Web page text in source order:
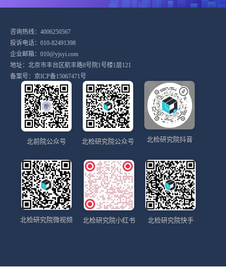
咨询热线：4006250567
投诉电话：010-82491398
企业邮箱：010@yjsyi.com
地址：北京市丰台区航丰路8号院1号楼1层121
备案号： 京ICP备15067471号
北前院公众号 北检研究院公众号 北检研究院抖音
北检研究院微视频 北检研究院小红书 北检研究院快手